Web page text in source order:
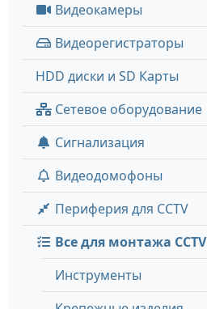
Видеокамеры
Видеорегистраторы
HDD диски и SD Карты
Сетевое оборудование
Сигнализация
Видеодомофоны
Периферия для CCTV
Все для монтажа CCTV
Инструменты